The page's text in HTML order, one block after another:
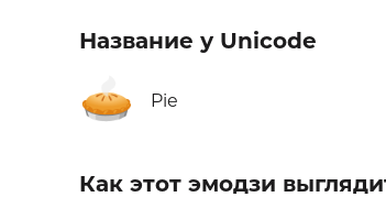
Название у Unicode
🥧 Pie
Как этот эмодзи